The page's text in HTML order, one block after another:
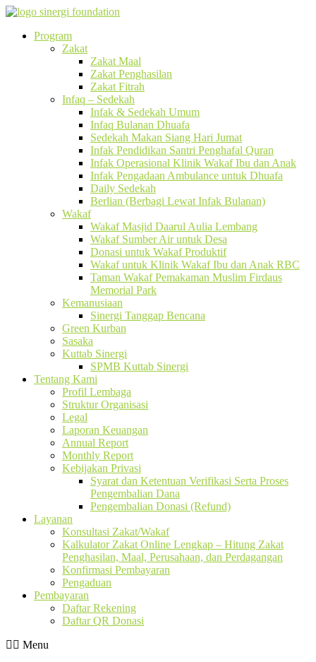
Program
Zakat
Zakat Maal
Zakat Penghasilan
Zakat Fitrah
Infaq – Sedekah
Infak & Sedekah Umum
Infaq Bulanan Dhuafa
Sedekah Makan Siang Hari Jumat
Infak Pendidikan Santri Penghafal Quran
Infak Operasional Klinik Wakaf Ibu dan Anak
Infak Pengadaan Ambulance untuk Dhuafa
Daily Sedekah
Berlian (Berbagi Lewat Infak Bulanan)
Wakaf
Wakaf Masjid Daarul Aulia Lembang
Wakaf Sumber Air untuk Desa
Donasi untuk Wakaf Produktif
Wakaf untuk Klinik Wakaf Ibu dan Anak RBC
Taman Wakaf Pemakaman Muslim Firdaus
Memorial Park
Kemanusiaan
Sinergi Tanggap Bencana
Green Kurban
Sasaka
Kuttab Sinergi
SPMB Kuttab Sinergi
Tentang Kami
Profil Lembaga
Struktur Organisasi
Legal
Laporan Keuangan
Annual Report
Monthly Report
Kebijakan Privasi
Syarat dan Ketentuan Verifikasi Serta Proses
Pengembalian Dana
Pengembalian Donasi (Refund)
Layanan
Konsultasi Zakat/Wakaf
Kalkulator Zakat Online Lengkap – Hitung Zakat
Penghasilan, Maal, Perusahaan, dan Perdagangan
Konfirmasi Pembayaran
Pengaduan
Pembayaran
Daftar Rekening
Daftar QR Donasi
Menu